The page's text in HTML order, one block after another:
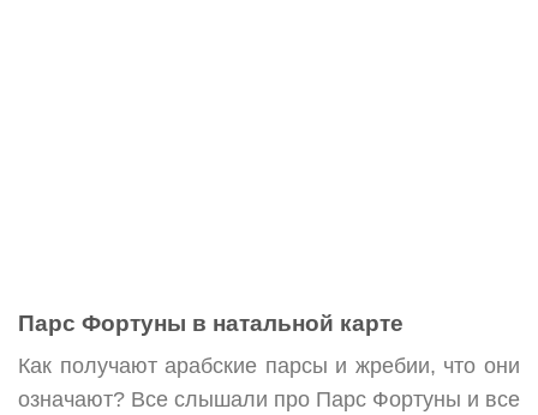
Парс Фортуны в натальной карте
Как получают арабские парсы и жребии, что они
означают? Все слышали про Парс Фортуны и все